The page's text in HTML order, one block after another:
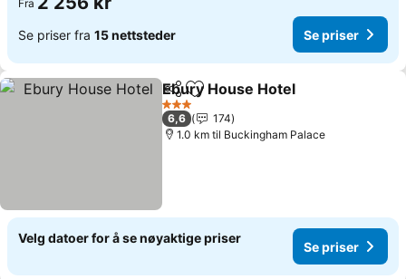
Fra
Se priser fra 15 nettsteder Se priser
Del Legg til i favoritter
Ebury House Hotel
3 Stjerner
6,6
174
1.0 km til Buckingham Palace
Velg datoer for å se nøyaktige priser
Se priser